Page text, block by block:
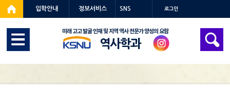
입학안내 정보서비스 SNS 로그인
역사학과